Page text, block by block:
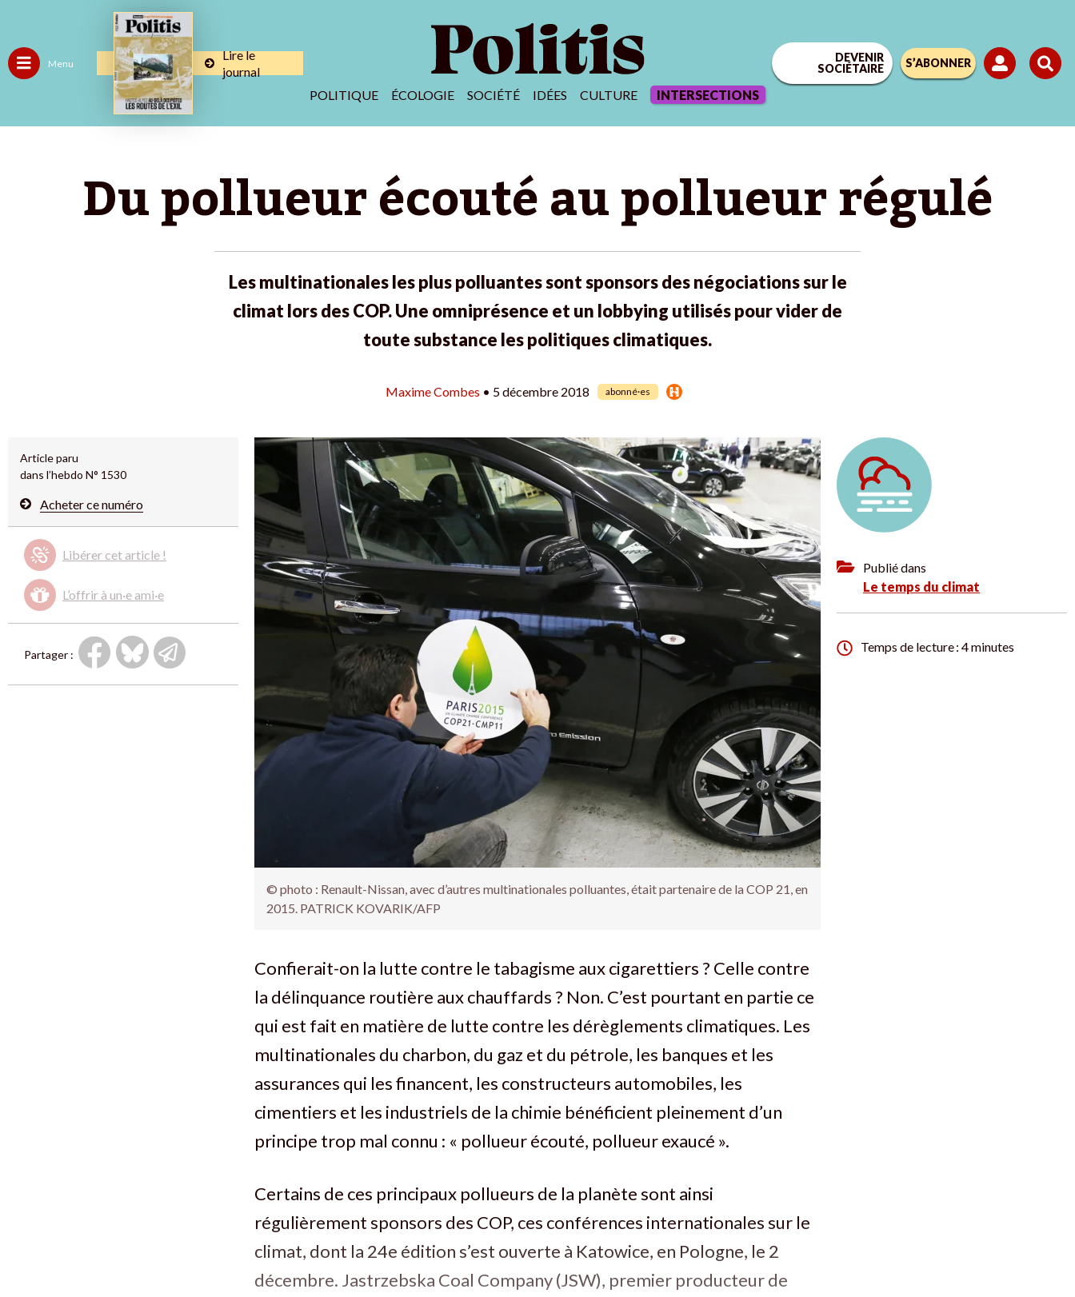
Menu
Lire le
journal
POLITIQUE
ÉCOLOGIE SOCIÉTÉ IDÉES CULTURE INTERSECTIONS
DEVENIR
SOCIÉTAIRE
S’ABONNER
Du pollueur écouté au pollueur régulé
Les multinationales les plus polluantes sont sponsors des négociations sur le
climat lors des COP. Une omniprésence et un lobbying utilisés pour vider de
toute substance les politiques climatiques.
Maxime Combes • 5 décembre 2018 abonné·es
Article paru
dans l’hebdo N° 1530
Acheter ce numéro
Libérer cet article !
L’offrir à un·e ami·e
Partager :
© photo : Renault-Nissan, avec d’autres multinationales polluantes, était partenaire de la COP 21, en
2015. PATRICK KOVARIK/AFP
Confierait-on la lutte contre le tabagisme aux cigarettiers ? Celle contre
la délinquance routière aux chauffards ? Non. C’est pourtant en partie ce
qui est fait en matière de lutte contre les dérèglements climatiques. Les
multinationales du charbon, du gaz et du pétrole, les banques et les
assurances qui les financent, les constructeurs automobiles, les
cimentiers et les industriels de la chimie bénéficient pleinement d’un
principe trop mal connu : « pollueur écouté, pollueur exaucé ».
Certains de ces principaux pollueurs de la planète sont ainsi
régulièrement sponsors des COP, ces conférences internationales sur le
climat, dont la 24e édition s’est ouverte à Katowice, en Pologne, le 2
décembre. Jastrzebska Coal Company (JSW), premier producteur de
Publié dans
Le temps du climat
Temps de lecture : 4 minutes